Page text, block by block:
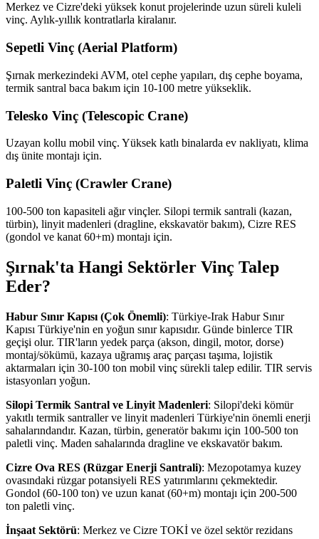
Merkez ve Cizre'deki yüksek konut projelerinde uzun süreli kuleli
vinç. Aylık-yıllık kontratlarla kiralanır.
Sepetli Vinç (Aerial Platform)
Şırnak merkezindeki AVM, otel cephe yapıları, dış cephe boyama,
termik santral baca bakım için 10-100 metre yükseklik.
Telesko Vinç (Telescopic Crane)
Uzayan kollu mobil vinç. Yüksek katlı binalarda ev nakliyatı, klima
dış ünite montajı için.
Paletli Vinç (Crawler Crane)
100-500 ton kapasiteli ağır vinçler. Silopi termik santrali (kazan,
türbin), linyit madenleri (dragline, ekskavatör bakım), Cizre RES
(gondol ve kanat 60+m) montajı için.
Şırnak'ta Hangi Sektörler Vinç Talep
Eder?
Habur Sınır Kapısı (Çok Önemli): Türkiye-Irak Habur Sınır
Kapısı Türkiye'nin en yoğun sınır kapısıdır. Günde binlerce TIR
geçişi olur. TIR'ların yedek parça (akson, dingil, motor, dorse)
montaj/sökümü, kazaya uğramış araç parçası taşıma, lojistik
aktarmaları için 30-100 ton mobil vinç sürekli talep edilir. TIR servis
istasyonları yoğun.
Silopi Termik Santral ve Linyit Madenleri: Silopi'deki kömür
yakıtlı termik santraller ve linyit madenleri Türkiye'nin önemli enerji
sahalarındandır. Kazan, türbin, generatör bakımı için 100-500 ton
paletli vinç. Maden sahalarında dragline ve ekskavatör bakım.
Cizre Ova RES (Rüzgar Enerji Santrali): Mezopotamya kuzey
ovasındaki rüzgar potansiyeli RES yatırımlarını çekmektedir.
Gondol (60-100 ton) ve uzun kanat (60+m) montajı için 200-500
ton paletli vinç.
İnşaat Sektörü: Merkez ve Cizre TOKİ ve özel sektör rezidans